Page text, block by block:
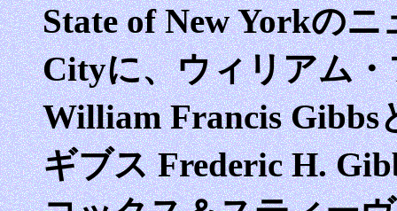
State of New Yorkの
Cityに、ウィリアム
William Francis Gibbs
ギブス Frederic H.